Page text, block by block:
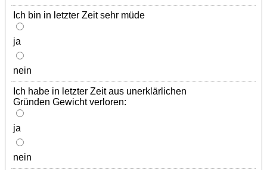
Ich bin in letzter Zeit sehr müde
ja
nein
Ich habe in letzter Zeit aus unerklärlichen
Gründen Gewicht verloren:
ja
nein